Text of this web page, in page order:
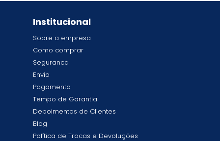
Institucional
Sobre a empresa
Como comprar
Seguranca
Envio
Pagamento
Tempo de Garantia
Depoimentos de Clientes
Blog
Política de Trocas e Devoluções